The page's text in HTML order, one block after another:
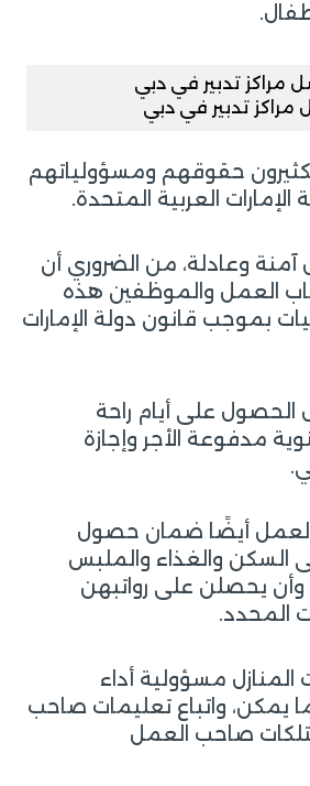
مراكز تدبير في دبي
حقوقهم ومسؤولياتهم
العربية المتحدة.
وعادلة، من الضروري أن
العمل والموظفين هذه
بموجب قانون دولة الإمارات
الحصول على أيام راحة
مدفوعة الأجر وإجازة
أيضًا ضمان حصول
السكن والغذاء والملبس
وأن يحصلن على رواتبهن
المحدد.
مسؤولية أداء
يمكن، واتباع تعليمات صاحب
صاحب العمل